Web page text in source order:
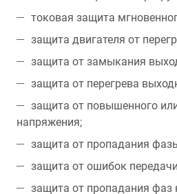
токовая защита
защита двигателя от
защита от замыкания
защита от перегрева
защита от повышенного
напряжения;
защита от пропадания
защита от ошибок
защита от пропадания фаз